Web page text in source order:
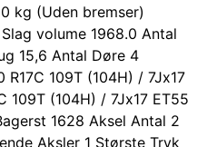
kg (Uden bremser)
volume 1968.0 Antal
15,6 Antal Døre 4
109T (104H) / 7Jx17
109T (104H) / 7Jx17 ET55
1628 Aksel Antal 2
Aksler 1 Største Tryk